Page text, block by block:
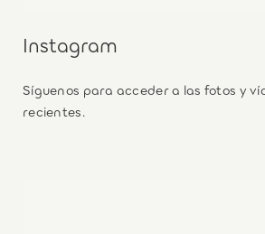
Instagram
Síguenos para acceder a las fotos y
recientes.